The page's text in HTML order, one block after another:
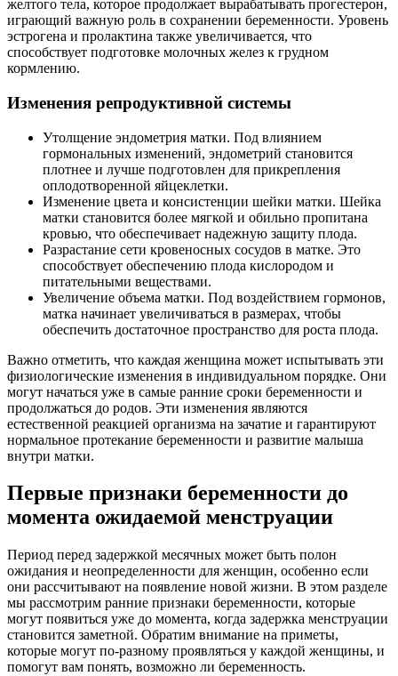
желтого тела, которое продолжает вырабатывать прогестерон,
играющий важную роль в сохранении беременности. Уровень
эстрогена и пролактина также увеличивается, что
способствует подготовке молочных желез к грудном
кормлению.
Изменения репродуктивной системы
Утолщение эндометрия матки. Под влиянием
гормональных изменений, эндометрий становится
плотнее и лучше подготовлен для прикрепления
оплодотворенной яйцеклетки.
Изменение цвета и консистенции шейки матки. Шейка
матки становится более мягкой и обильно пропитана
кровью, что обеспечивает надежную защиту плода.
Разрастание сети кровеносных сосудов в матке. Это
способствует обеспечению плода кислородом и
питательными веществами.
Увеличение объема матки. Под воздействием гормонов,
матка начинает увеличиваться в размерах, чтобы
обеспечить достаточное пространство для роста плода.
Важно отметить, что каждая женщина может испытывать эти
физиологические изменения в индивидуальном порядке. Они
могут начаться уже в самые ранние сроки беременности и
продолжаться до родов. Эти изменения являются
естественной реакцией организма на зачатие и гарантируют
нормальное протекание беременности и развитие малыша
внутри матки.
Первые признаки беременности до
момента ожидаемой менструации
Период перед задержкой месячных может быть полон
ожидания и неопределенности для женщин, особенно если
они рассчитывают на появление новой жизни. В этом разделе
мы рассмотрим ранние признаки беременности, которые
могут появиться уже до момента, когда задержка менструации
становится заметной. Обратим внимание на приметы,
которые могут по-разному проявляться у каждой женщины, и
помогут вам понять, возможно ли беременность.